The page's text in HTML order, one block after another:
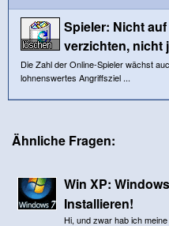
Spieler: Nicht
verzichten, nicht
Die Zahl der Online-Spieler wächst
lohnenswertes Angriffsziel ...
Ähnliche Fragen:
Win XP:
Installieren!
Hi, und zwar hab ich